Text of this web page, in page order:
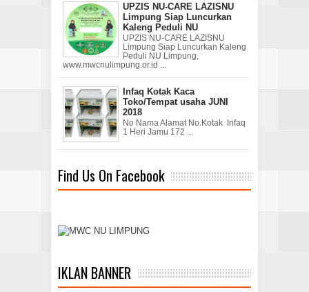
UPZIS NU-CARE LAZISNU
Limpung Siap Luncurkan
Kaleng Peduli NU
UPZIS NU-CARE LAZISNU
Limpung Siap Luncurkan Kaleng
Peduli NU Limpung,
www.mwcnulimpung.or.id ...
Infaq Kotak Kaca
Toko/Tempat usaha JUNI
2018
No Nama Alamat No.Kotak Infaq
1 Heri Jamu 172 ...
Find Us On Facebook
IKLAN BANNER